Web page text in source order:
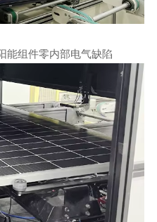
能组件零内部电气缺陷